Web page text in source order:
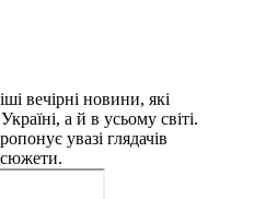
вечірні новини, які
а й в усьому світі.
увазі глядачів
сюжети.